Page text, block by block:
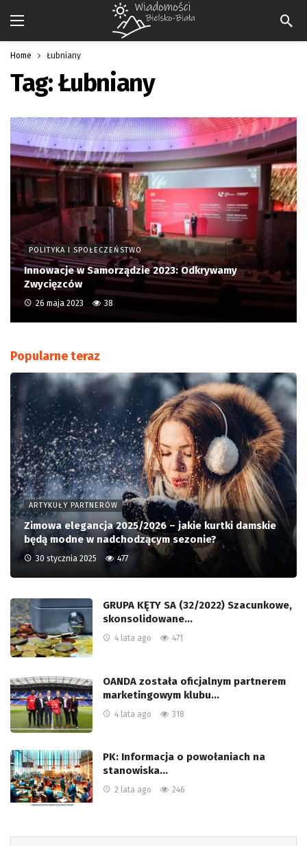
Home Łubniany
Tag:Łubniany
POLITYKA I SPOŁECZEŃSTWO
Innowacje w Samorządzie 2023: Odkrywamy
Zwycięzców
26 maja 2023 38
Popularne teraz
ARTYKUŁY PARTNERÓW
Zimowa elegancja 2025/2026 – jakie kurtki damskie
będą modne w nadchodzącym sezonie?
30 stycznia 2025 477
GRUPA KĘTY SA (32/2022) Szacunkowe,
skonsolidowane…
4 lata ago 471
OANDA została oficjalnym partnerem
marketingowym klubu…
4 lata ago 318
PK: Informacja o powołaniach na
stanowiska…
2 lata ago 246